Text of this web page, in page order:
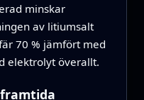
minskar
av litiumsalt
70 % jämfört med
elektrolyt överallt.